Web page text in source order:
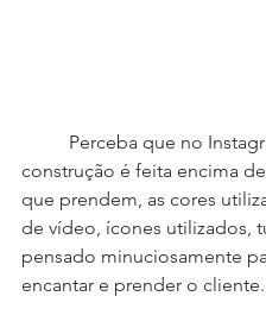
construção é feita encima
que prendem, as cores
de vídeo, ícones utilizados,
pensado minuciosamente
encantar e prender o cliente.